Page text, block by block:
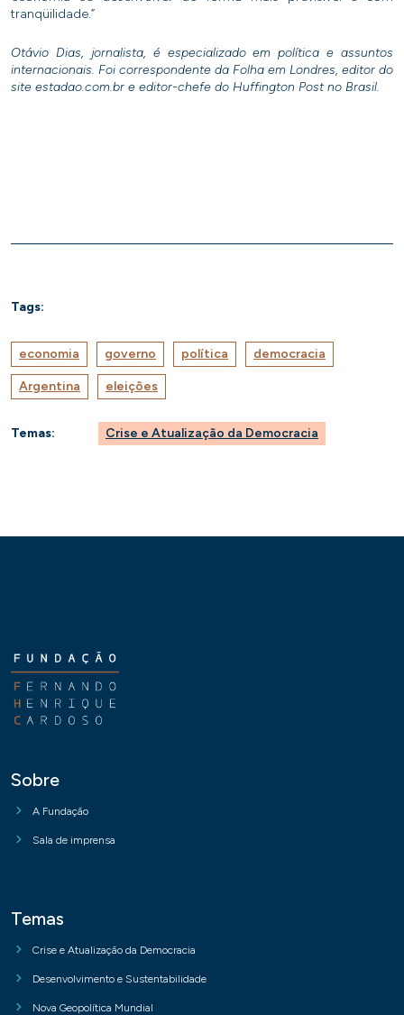
tranqüilidade.”
Otávio Dias, jornalista, é especializado em política e assuntos
internacionais. Foi correspondente da Folha em Londres, editor do
site estadao.com.br e editor-chefe do Huffington Post no Brasil.
Tags:
economia governo política democracia
Argentina eleições
Temas: Crise e Atualização da Democracia
Sobre
A Fundação
Sala de imprensa
Temas
Crise e Atualização da Democracia
Desenvolvimento e Sustentabilidade
Nova Geopolítica Mundial